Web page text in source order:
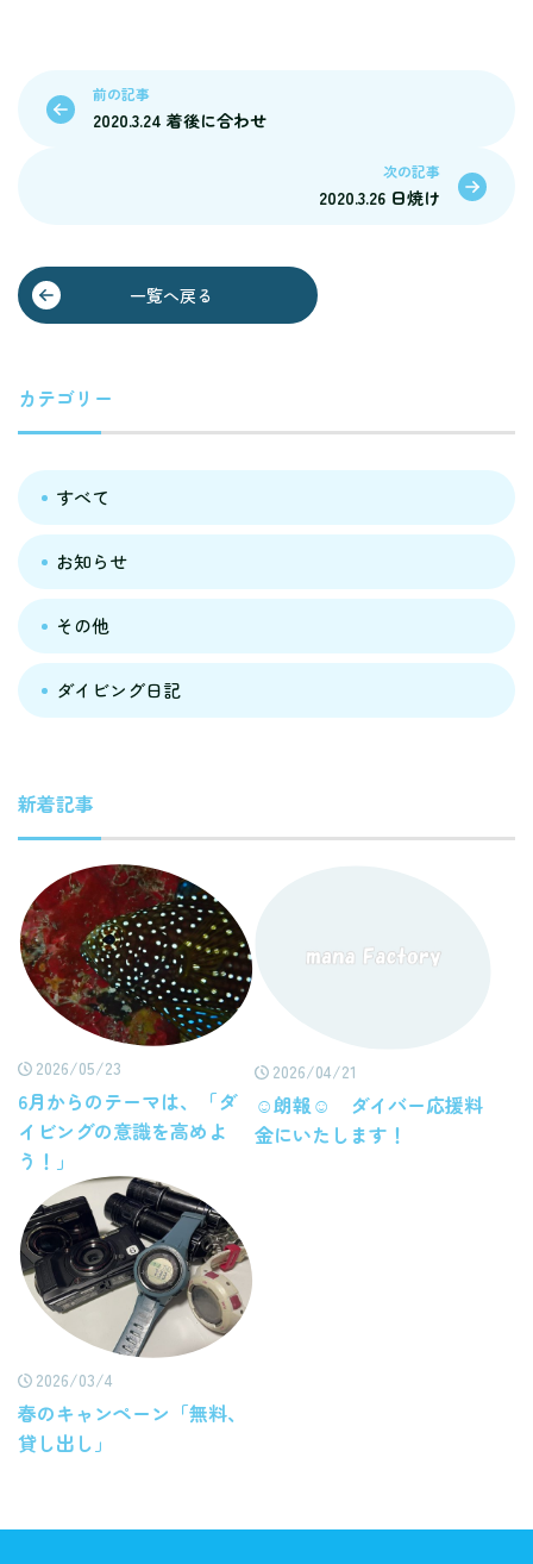
取
得
N
さ
ん
前の記事
2020.3.24 着後に合わせ
次の記事
2020.3.26 日焼け
一覧へ戻る
カテゴリー
すべて
お知らせ
その他
ダイビング日記
新着記事
2026/05/23
6月からのテーマは、「ダ
イビングの意識を高めよ
う！」
2026/04/21
☺朗報☺ ダイバー応援料
金にいたします！
2026/03/4
春のキャンペーン「無料、
貸し出し」